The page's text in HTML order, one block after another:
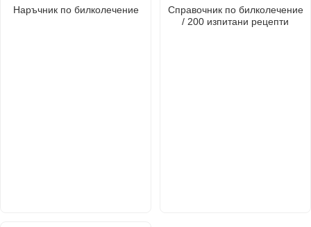
Наръчник по билколечение
Справочник по билколечение
/ 200 изпитани рецепти